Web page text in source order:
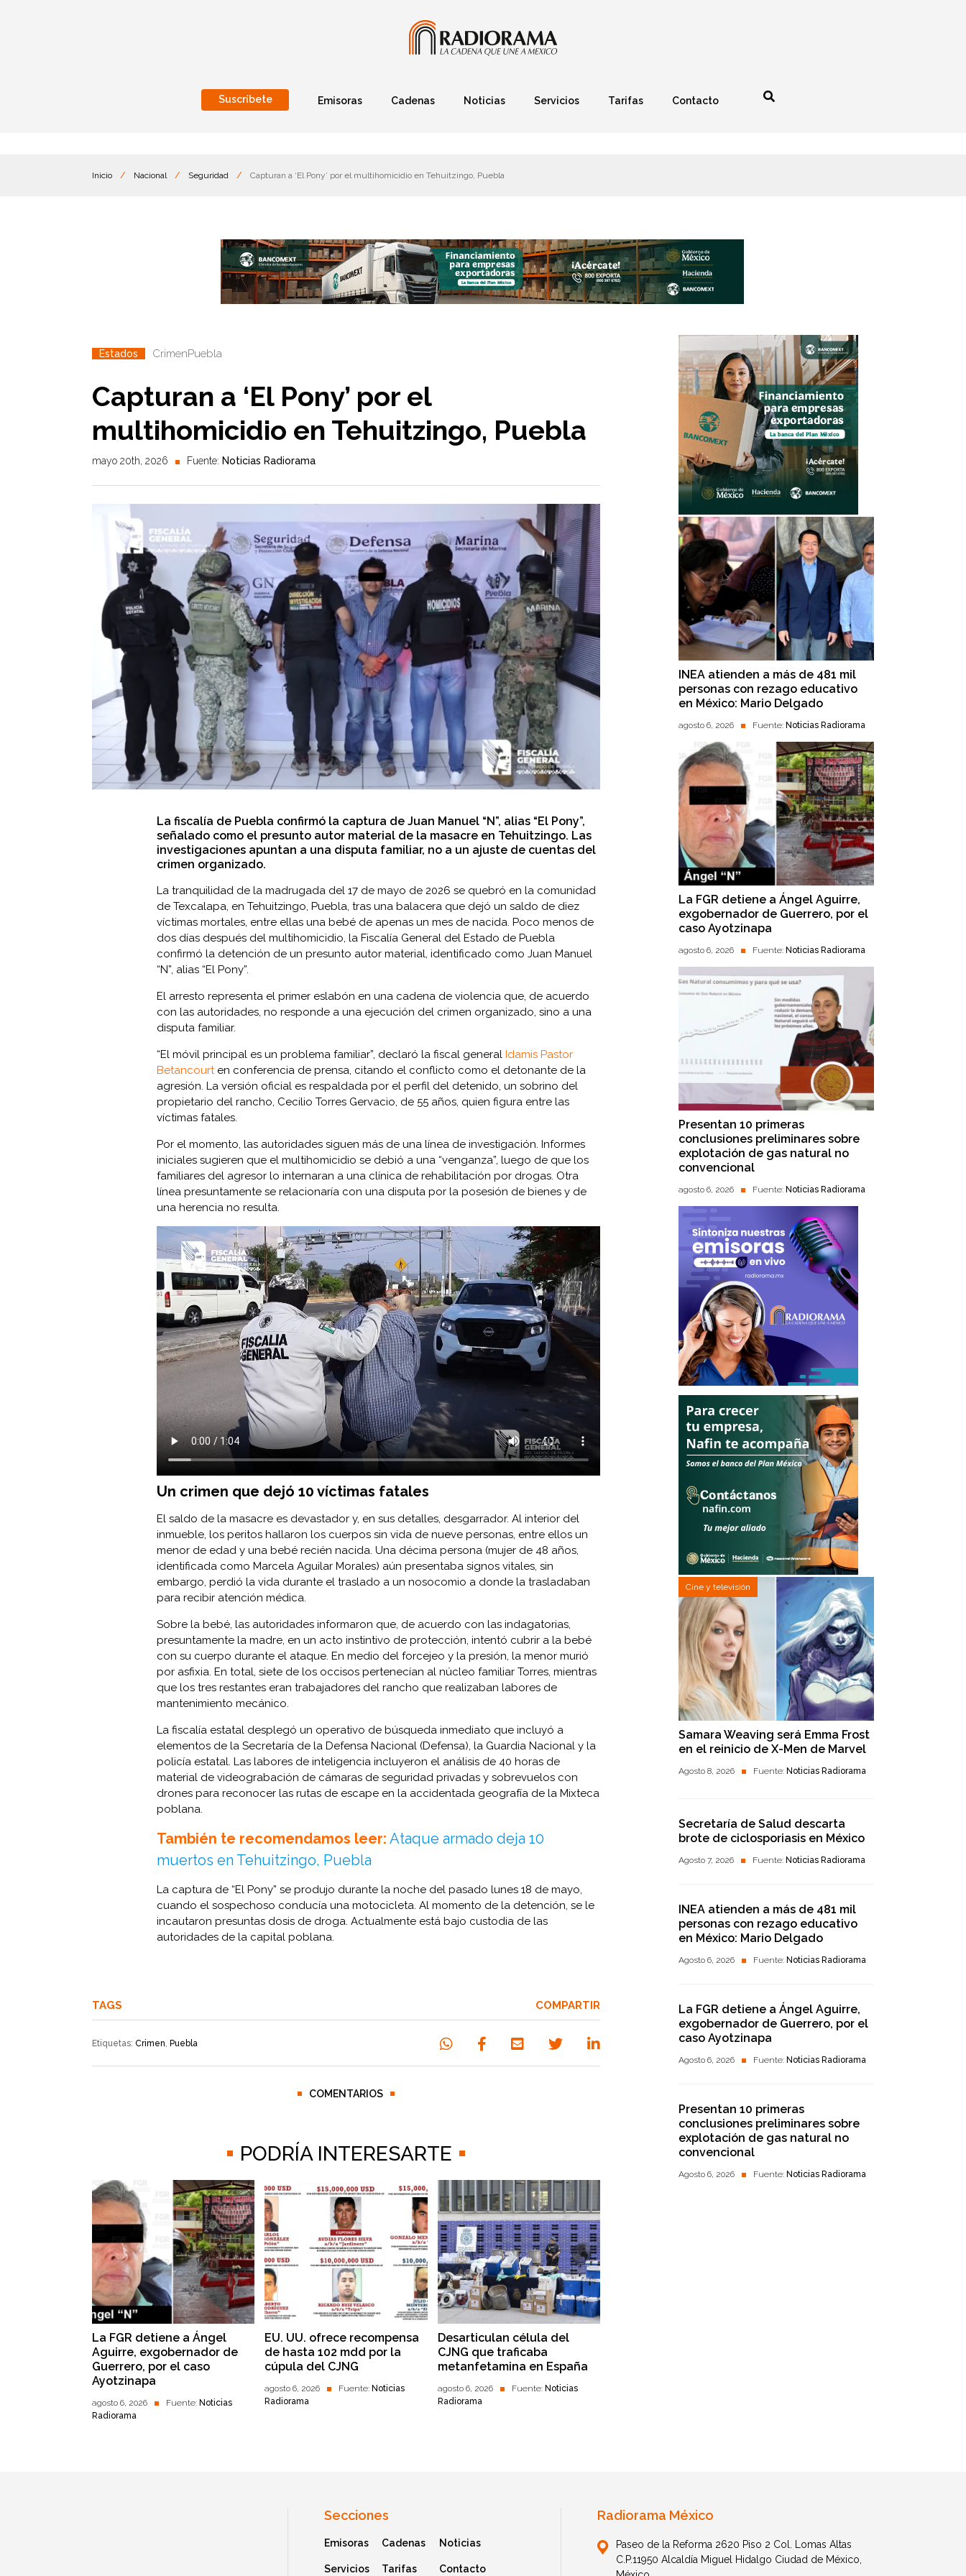
Suscríbete Emisoras Cadenas Noticias Servicios Tarifas Contacto
Inicio / Nacional / Seguridad / Capturan a ‘El Pony’ por el multihomicidio en Tehuitzingo, Puebla
Estados CrimenPuebla
Capturan a ‘El Pony’ por el
multihomicidio en Tehuitzingo, Puebla
mayo 20th, 2026 Fuente: Noticias Radiorama
La fiscalía de Puebla confirmó la captura de Juan Manuel “N”, alias “El Pony”,
señalado como el presunto autor material de la masacre en Tehuitzingo. Las
investigaciones apuntan a una disputa familiar, no a un ajuste de cuentas del
crimen organizado.
La tranquilidad de la madrugada del 17 de mayo de 2026 se quebró en la comunidad
de Texcalapa, en Tehuitzingo, Puebla, tras una balacera que dejó un saldo de diez
víctimas mortales, entre ellas una bebé de apenas un mes de nacida. Poco menos de
dos días después del multihomicidio, la Fiscalía General del Estado de Puebla
confirmó la detención de un presunto autor material, identificado como Juan Manuel
“N”, alias “El Pony”.
El arresto representa el primer eslabón en una cadena de violencia que, de acuerdo
con las autoridades, no responde a una ejecución del crimen organizado, sino a una
disputa familiar.
“El móvil principal es un problema familiar”, declaró la fiscal general Idamis Pastor
Betancourten conferencia de prensa, citando el conflicto como el detonante de la
agresión. La versión oficial es respaldada por el perfil del detenido, un sobrino del
propietario del rancho, Cecilio Torres Gervacio, de 55 años, quien figura entre las
víctimas fatales.
Por el momento, las autoridades siguen más de una línea de investigación. Informes
iniciales sugieren que el multihomicidio se debió a una “venganza”, luego de que los
familiares del agresor lo internaran a una clínica de rehabilitación por drogas. Otra
línea presuntamente se relacionaría con una disputa por la posesión de bienes y de
una herencia no resulta.
Un crimen que dejó 10 víctimas fatales
El saldo de la masacre es devastador y, en sus detalles, desgarrador. Al interior del
inmueble, los peritos hallaron los cuerpos sin vida de nueve personas, entre ellos un
menor de edad y una bebé recién nacida. Una décima persona (mujer de 48 años,
identificada como Marcela Aguilar Morales) aún presentaba signos vitales, sin
embargo, perdió la vida durante el traslado a un nosocomio a donde la trasladaban
para recibir atención médica.
Sobre la bebé, las autoridades informaron que, de acuerdo con las indagatorias,
presuntamente la madre, en un acto instintivo de protección, intentó cubrir a la bebé
con su cuerpo durante el ataque. En medio del forcejeo y la presión, la menor murió
por asfixia. En total, siete de los occisos pertenecían al núcleo familiar Torres, mientras
que los tres restantes eran trabajadores del rancho que realizaban labores de
mantenimiento mecánico.
La fiscalía estatal desplegó un operativo de búsqueda inmediato que incluyó a
elementos de la Secretaría de la Defensa Nacional (Defensa), la Guardia Nacional y la
policía estatal. Las labores de inteligencia incluyeron el análisis de 40 horas de
material de videograbación de cámaras de seguridad privadas y sobrevuelos con
drones para reconocer las rutas de escape en la accidentada geografía de la Mixteca
poblana.
También te recomendamos leer: Ataque armado deja 10
muertos en Tehuitzingo, Puebla
La captura de “El Pony” se produjo durante la noche del pasado lunes 18 de mayo,
cuando el sospechoso conducía una motocicleta. Al momento de la detención, se le
incautaron presuntas dosis de droga. Actualmente está bajo custodia de las
autoridades de la capital poblana.
TAGS
Etiquetas: Crimen, Puebla
COMPARTIR
COMENTARIOS
PODRÍA INTERESARTE
La FGR detiene a Ángel
Aguirre, exgobernador de
Guerrero, por el caso
Ayotzinapa
agosto 6, 2026 Fuente: Noticias
Radiorama
EU. UU. ofrece recompensa
de hasta 102 mdd por la
cúpula del CJNG
agosto 6, 2026 Fuente: Noticias
Radiorama
Desarticulan célula del
CJNG que traficaba
metanfetamina en España
agosto 6, 2026 Fuente: Noticias
Radiorama
INEA atienden a más de 481 mil
personas con rezago educativo
en México: Mario Delgado
agosto 6, 2026 Fuente: Noticias Radiorama
La FGR detiene a Ángel Aguirre,
exgobernador de Guerrero, por el
caso Ayotzinapa
agosto 6, 2026 Fuente: Noticias Radiorama
Presentan 10 primeras
conclusiones preliminares sobre
explotación de gas natural no
convencional
agosto 6, 2026 Fuente: Noticias Radiorama
Cine y televisión
Samara Weaving será Emma Frost
en el reinicio de X-Men de Marvel
Agosto 8, 2026 Fuente: Noticias Radiorama
Secretaría de Salud descarta
brote de ciclosporiasis en México
Agosto 7, 2026 Fuente: Noticias Radiorama
INEA atienden a más de 481 mil
personas con rezago educativo
en México: Mario Delgado
Agosto 6, 2026 Fuente: Noticias Radiorama
La FGR detiene a Ángel Aguirre,
exgobernador de Guerrero, por el
caso Ayotzinapa
Agosto 6, 2026 Fuente: Noticias Radiorama
Presentan 10 primeras
conclusiones preliminares sobre
explotación de gas natural no
convencional
Agosto 6, 2026 Fuente: Noticias Radiorama
Secciones
Emisoras Cadenas Noticias
Servicios Tarifas Contacto
Radiorama México
Paseo de la Reforma 2620 Piso 2 Col. Lomas Altas
C.P.11950 Alcaldía Miguel Hidalgo Ciudad de México,